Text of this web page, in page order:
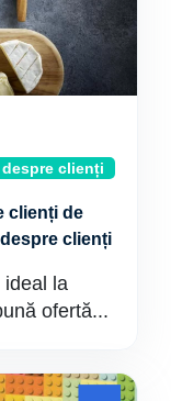
clienți
clienți de
clienți
ideal la
ofertă...